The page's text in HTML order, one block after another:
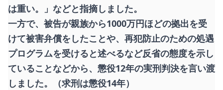
は重い。」などと指摘しました。
一方で、被告が親族から1000万円ほどの拠出を受
けて被害弁償をしたことや、再犯防止のための処遇
プログラムを受けると述べるなど反省の態度を示し
ていることなどから、懲役12年の実刑判決を言い渡
しました。（求刑は懲役14年）